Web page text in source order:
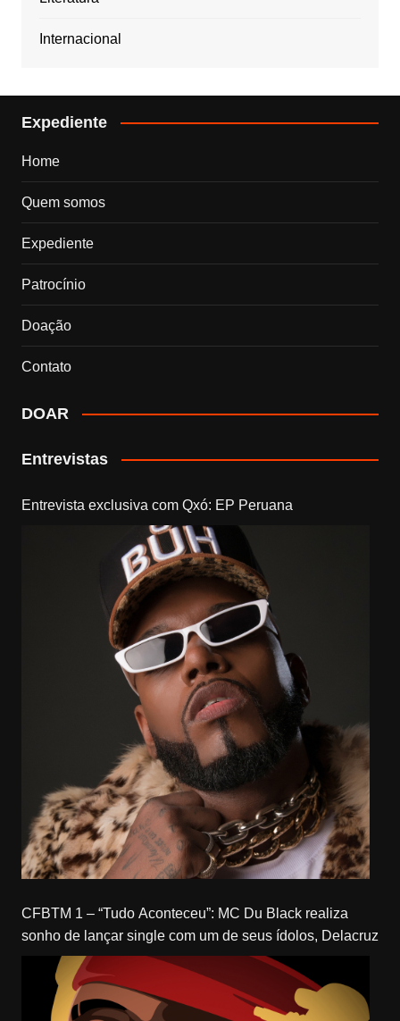
Internacional
Expediente
Home
Quem somos
Expediente
Patrocínio
Doação
Contato
DOAR
Entrevistas
Entrevista exclusiva com Qxó: EP Peruana
CFBTM 1 – “Tudo Aconteceu”: MC Du Black realiza
sonho de lançar single com um de seus ídolos, Delacruz